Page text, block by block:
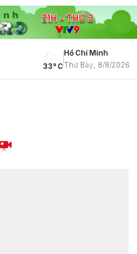
33° C
Hồ Chí Minh
Thứ Bảy, 8/8/2026